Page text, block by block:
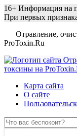
16+ Информация на
При первых
Отравление,
ProToxin.Ru
Карта сайта
О сайте